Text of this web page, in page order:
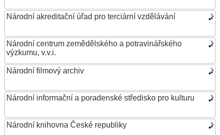
Národní akreditační úřad pro terciární vzdělávání
Národní centrum zemědělského a potravinářského
výzkumu, v.v.i.
Národní filmový archiv
Národní informační a poradenské středisko pro kulturu
Národní knihovna České republiky